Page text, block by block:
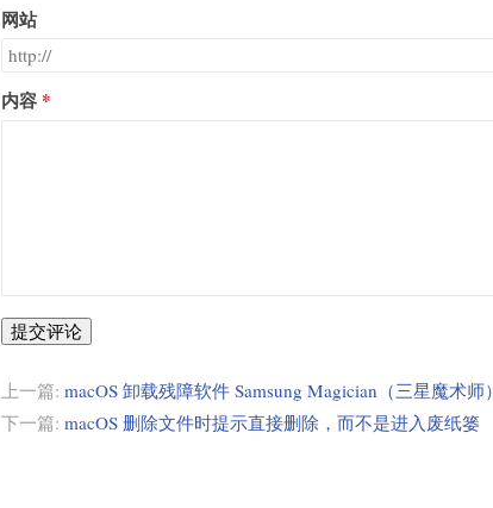
网站
内容
提交评论
上一篇: macOS 卸载残障软件 Samsung Magician（三星魔术师）
下一篇: macOS 删除文件时提示直接删除，而不是进入废纸篓